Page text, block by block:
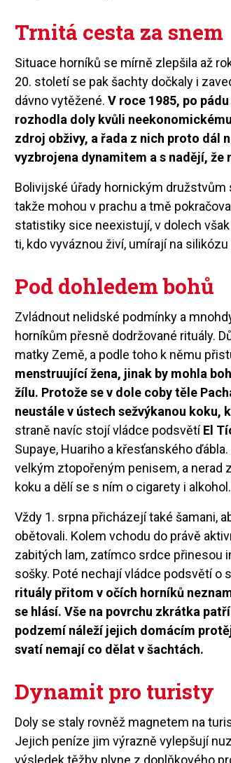
Trnitá cesta za snem
Situace horníků se mírně zlepšila až
20. století se pak šachty dočkaly i
dávno vytěžené.V roce 1985, po
rozhodla doly kvůli
zdroj obživy, a řada z nich proto dál
vyzbrojena dynamitem a s nadějí,
Bolivijské úřady hornickým
takže mohou v prachu a tmě
statistiky sice neexistují, v dolech
ti, kdo vyváznou živí, umírají na
Pod dohledem bohů
Zvládnout nelidské podmínky a
horníkům přesně dodržované rituály.
matky Země, a podle toho k němu
menstruující žena, jinak by mohla
žílu. Protože se v dole coby těle
neustále v ústech sežvýkanou koku,
straně navíc stojí vládce podsvětíEl
Supaye, Huariho a křesťanského
velkým ztopořeným penisem, a nerad
koku a dělí se s ním o cigarety i alkohol.
Vždy 1. srpna přicházejí také šamani,
obětovali. Kolem vchodu do právě
zabitých lam, zatímco srdce přinesou
sošky. Poté nechají vládce podsvětí o
rituály přitom v očích horníků
se hlásí. Vše na povrchu zkrátka
podzemí náleží jejich domácím
svatí nemají co dělat v šachtách.
Dynamit pro turisty
Doly se staly rovněž magnetem na
Jejich peníze jim výrazně vylepšují
výsledek těžby plyne z doplňkového